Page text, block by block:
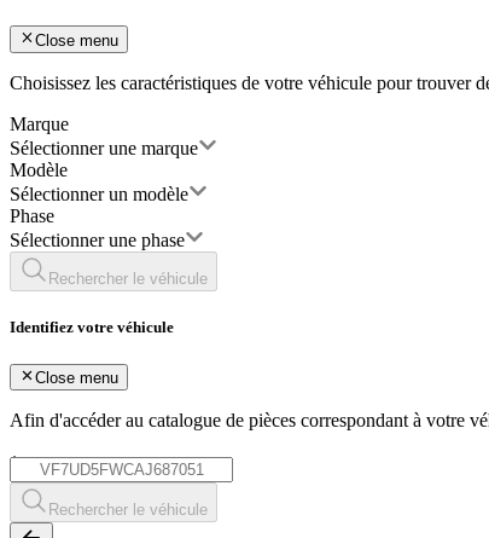
Close menu
Choisissez les caractéristiques de votre véhicule pour trouver
Marque
Sélectionner une marque
Modèle
Sélectionner un modèle
Phase
Sélectionner une phase
Rechercher le véhicule
Identifiez votre véhicule
Close menu
Afin d'accéder au catalogue de pièces correspondant à votre
*
Rechercher le véhicule